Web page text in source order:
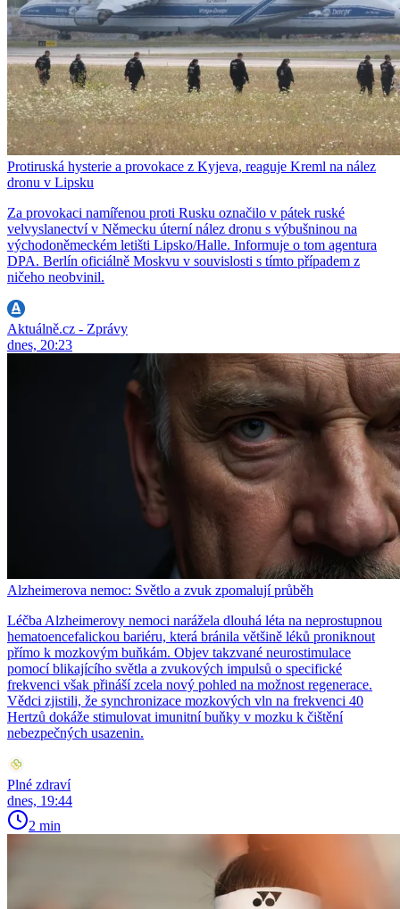
Protiruská hysterie a provokace z Kyjeva, reaguje Kreml na nález
dronu v Lipsku
Za provokaci namířenou proti Rusku označilo v pátek ruské
velvyslanectví v Německu úterní nález dronu s výbušninou na
východoněmeckém letišti Lipsko/Halle. Informuje o tom agentura
DPA. Berlín oficiálně Moskvu v souvislosti s tímto případem z
ničeho neobvinil.
Aktuálně.cz - Zprávy
dnes, 20:23
Alzheimerova nemoc: Světlo a zvuk zpomalují průběh
Léčba Alzheimerovy nemoci narážela dlouhá léta na neprostupnou
hematoencefalickou bariéru, která bránila většině léků proniknout
přímo k mozkovým buňkám. Objev takzvané neurostimulace
pomocí blikajícího světla a zvukových impulsů o specifické
frekvenci však přináší zcela nový pohled na možnost regenerace.
Vědci zjistili, že synchronizace mozkových vln na frekvenci 40
Hertzů dokáže stimulovat imunitní buňky v mozku k čištění
nebezpečných usazenin.
Plné zdraví
dnes, 19:44
2 min